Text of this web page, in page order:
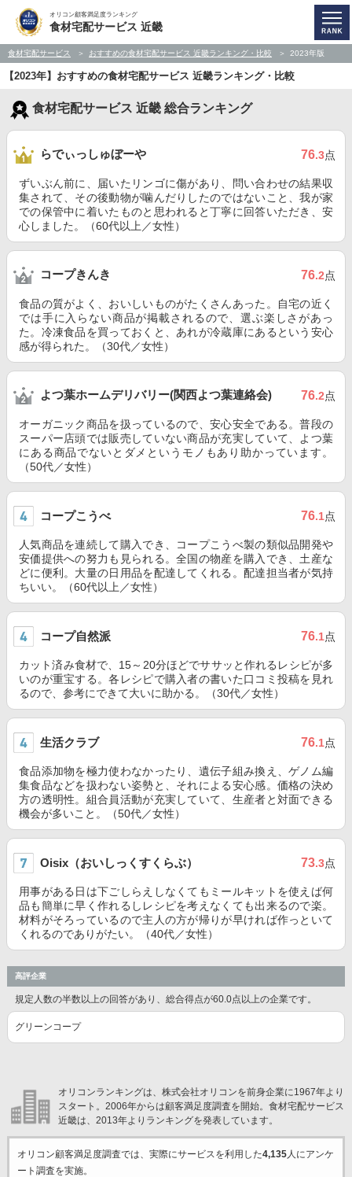
オリコン顧客満足度ランキング
食材宅配サービス 近畿
食材宅配サービス おすすめの食材宅配サービス 近畿ランキング・比較 2023年版
【2023年】おすすめの食材宅配サービス 近畿ランキング・比較
食材宅配サービス 近畿 総合ランキング
らでぃっしゅぼーや 76.3点
ずいぶん前に、届いたリンゴに傷があり、問い合わせの結果収
集されて、その後動物が噛んだりしたのではないこと、我が家
での保管中に着いたものと思われると丁寧に回答いただき、安
心しました。（60代以上／女性）
コープきんき 76.2点
食品の質がよく、おいしいものがたくさんあった。自宅の近く
では手に入らない商品が掲載されるので、選ぶ楽しさがあっ
た。冷凍食品を買っておくと、あれが冷蔵庫にあるという安心
感が得られた。（30代／女性）
よつ葉ホームデリバリー(関西よつ葉連絡会) 76.2点
オーガニック商品を扱っているので、安心安全である。普段の
スーパー店頭では販売していない商品が充実していて、よつ葉
にある商品でないとダメというモノもあり助かっています。
（50代／女性）
コープこうべ 76.1点
人気商品を連続して購入でき、コープこうべ製の類似品開発や
安価提供への努力も見られる。全国の物産を購入でき、土産な
どに便利。大量の日用品を配達してくれる。配達担当者が気持
ちいい。（60代以上／女性）
コープ自然派 76.1点
カット済み食材で、15～20分ほどでササッと作れるレシピが多
いのが重宝する。各レシピで購入者の書いた口コミ投稿を見れ
るので、参考にできて大いに助かる。（30代／女性）
生活クラブ 76.1点
食品添加物を極力使わなかったり、遺伝子組み換え、ゲノム編
集食品などを扱わない姿勢と、それによる安心感。価格の決め
方の透明性。組合員活動が充実していて、生産者と対面できる
機会が多いこと。（50代／女性）
Oisix（おいしっくすくらぶ） 73.3点
用事がある日は下ごしらえしなくてもミールキットを使えば何
品も簡単に早く作れるしレシピを考えなくても出来るので楽。
材料がそろっているので主人の方が帰りが早ければ作っといて
くれるのでありがたい。（40代／女性）
高評企業
規定人数の半数以上の回答があり、総合得点が60.0点以上の企業です。
グリーンコープ
オリコンランキングは、株式会社オリコンを前身企業に1967年より
スタート。2006年からは顧客満足度調査を開始。食材宅配サービス
近畿は、2013年よりランキングを発表しています。
オリコン顧客満足度調査では、実際にサービスを利用した4,135人にアンケ
ート調査を実施。